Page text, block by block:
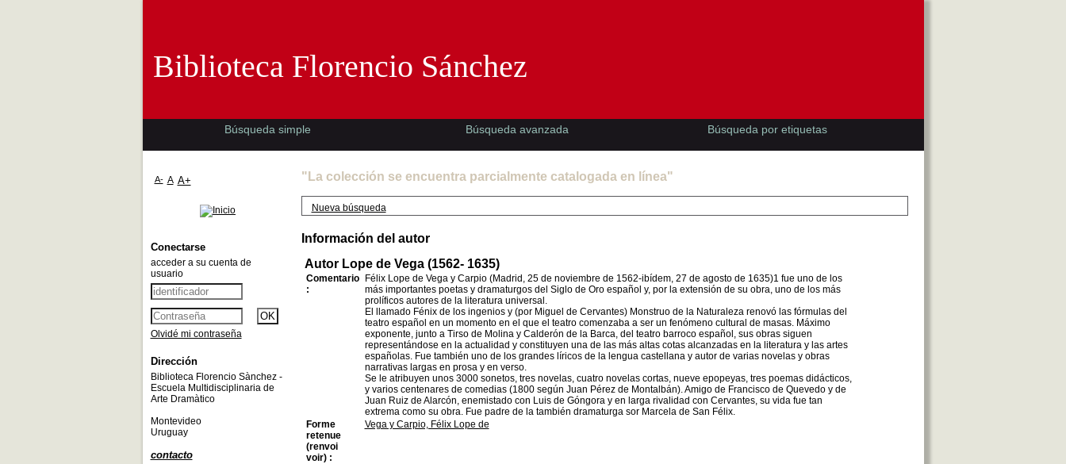
"La colección se encuentra parcialmente catalogada en línea"
Nueva búsqueda
Información del autor
Autor Lope de Vega (1562- 1635)
Comentario
:
Félix Lope de Vega y Carpio (Madrid, 25 de noviembre de 1562-ibídem, 27 de agosto de 1635)1 fue uno de los
más importantes poetas y dramaturgos del Siglo de Oro español y, por la extensión de su obra, uno de los más
prolíficos autores de la literatura universal.
El llamado Fénix de los ingenios y (por Miguel de Cervantes) Monstruo de la Naturaleza renovó las fórmulas del
teatro español en un momento en el que el teatro comenzaba a ser un fenómeno cultural de masas. Máximo
exponente, junto a Tirso de Molina y Calderón de la Barca, del teatro barroco español, sus obras siguen
representándose en la actualidad y constituyen una de las más altas cotas alcanzadas en la literatura y las artes
españolas. Fue también uno de los grandes líricos de la lengua castellana y autor de varias novelas y obras
narrativas largas en prosa y en verso.
Se le atribuyen unos 3000 sonetos, tres novelas, cuatro novelas cortas, nueve epopeyas, tres poemas didácticos,
y varios centenares de comedias (1800 según Juan Pérez de Montalbán). Amigo de Francisco de Quevedo y de
Juan Ruiz de Alarcón, enemistado con Luis de Góngora y en larga rivalidad con Cervantes, su vida fue tan
extrema como su obra. Fue padre de la también dramaturga sor Marcela de San Félix.
Forme
retenue
(renvoi
voir) :
Vega y Carpio, Félix Lope de
Biblioteca Florencio Sánchez
Búsqueda simple Búsqueda avanzada Búsqueda por etiquetas
A- A A+
Conectarse
acceder a su cuenta de
usuario
Olvidé mi contraseña
Dirección
Biblioteca Florencio Sànchez -
Escuela Multidisciplinaria de
Arte Dramàtico
Montevideo
Uruguay
contacto